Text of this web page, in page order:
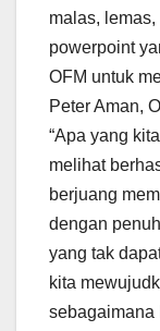
malas,
powerpoint
OFM untuk
Peter Aman,
“Apa yang
melihat
berjuang
dengan
yang tak
kita
sebagaimana